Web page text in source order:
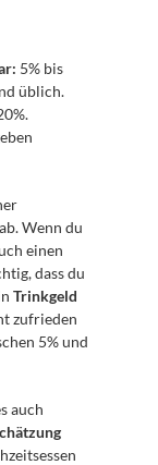
5% bis
üblich.
ab. Wenn du
einen
dass du
Trinkgeld
zufrieden
5% und
auch